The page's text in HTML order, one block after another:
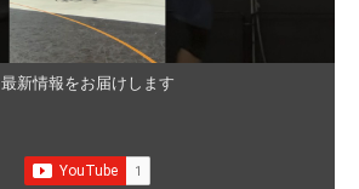
最新情報をお届けします